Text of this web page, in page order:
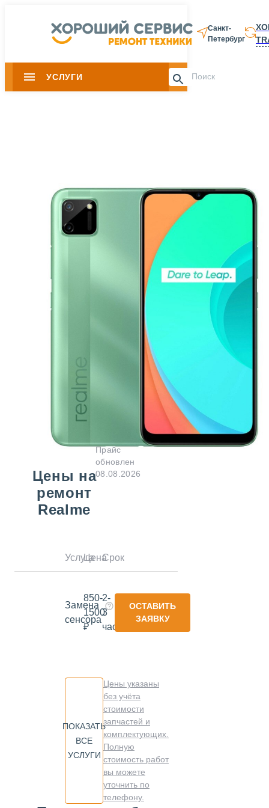
Санкт-
Петербург
УСЛУГИ 8 812 337-
Цены на
ремонт
Realme
Прайс
обновлен
08.08.2026
УслугаЦенаСрок
Замена
сенсора
850-
1500
₽
2-
3
часа
ОСТАВИТЬ
ЗАЯВКУ
ПОКАЗАТЬ
ВСЕ
УСЛУГИ
Цены указаны
без учёта
стоимости
запчастей и
комплектующих.
Полную
стоимость работ
вы можете
уточнить по
телефону.